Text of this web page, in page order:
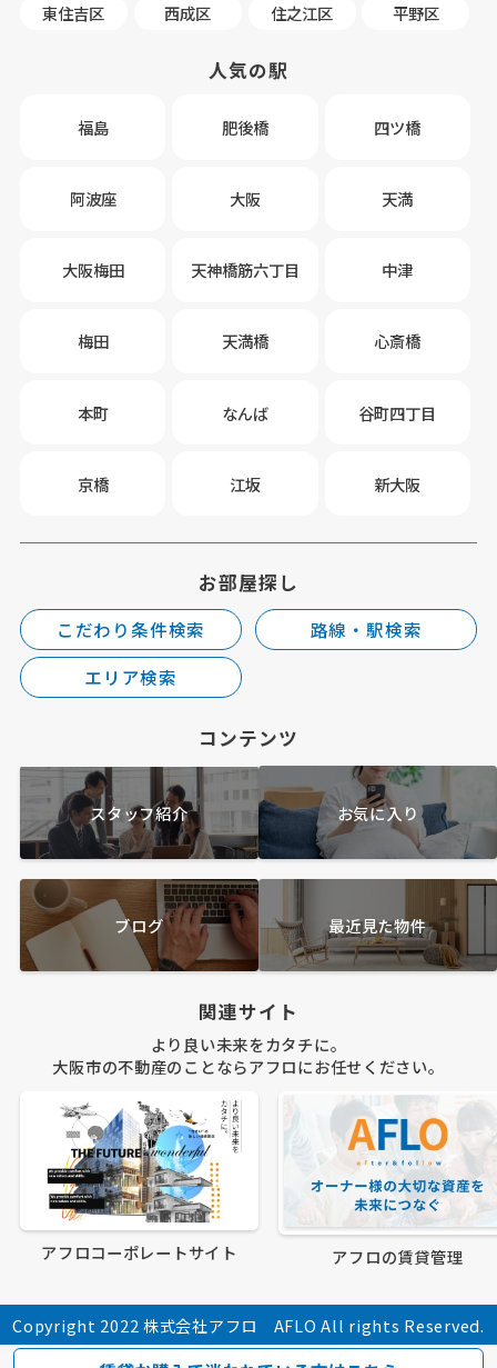
東住吉区
西成区 住之江区 平野区
人気の駅
福島 肥後橋 四ツ橋
阿波座 大阪 天満
大阪梅田 天神橋筋六丁目 中津
梅田 天満橋 心斎橋
本町 なんば 谷町四丁目
京橋 江坂 新大阪
お部屋探し
こだわり条件検索
路線・駅検索
エリア検索
コンテンツ
スタッフ紹介 お気に入り
ブログ 最近見た物件
関連サイト
より良い未来をカタチに。
大阪市の不動産のことならアフロにお任せください。
アフロコーポレートサイト アフロの賃貸管理
Copyright 2022 株式会社アフロ AFLO All rights Reserved.